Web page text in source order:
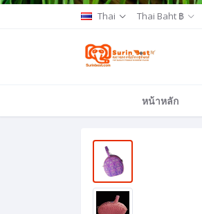
Thai Thai Baht ฿
หน้าหลัก